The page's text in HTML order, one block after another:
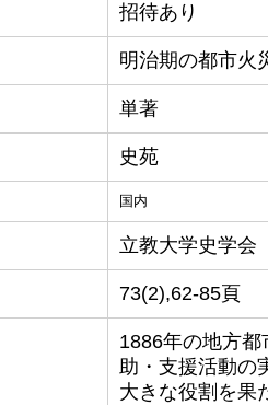
招待あり
明治期の都市
単著
史苑
国内
立教大学史学会
73(2),62-85頁
1886年の地方
助・支援活動の
大きな役割を果